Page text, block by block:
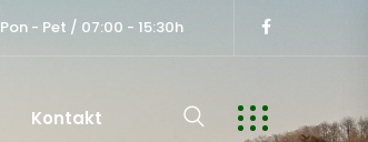
Pon - Pet / 07:00 - 15:30h
Kontakt